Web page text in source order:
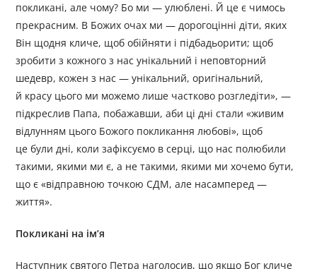
покликані, але чому? Бо ми — улюблені. Й це є чимось
прекрасним. В Божих очах ми — дорогоцінні діти, яких
Він щодня кличе, щоб обійняти і підбадьорити; щоб
зробити з кожного з нас унікальний і неповторний
шедевр, кожен з нас — унікальний, оригінальний,
й красу цього ми можемо лише частково розгледіти», —
підкреслив Папа, побажавши, аби ці дні стали «живим
відлунням цього Божого покликання любові», щоб
це були дні, коли зафіксуємо в серці, що нас полюбили
такими, якими ми є, а не такими, якими ми хочемо бути,
що є «відправною точкою СДМ, але насамперед —
життя».
Покликані на ім’я
Наступник святого Петра наголосив, що якщо Бог кличе